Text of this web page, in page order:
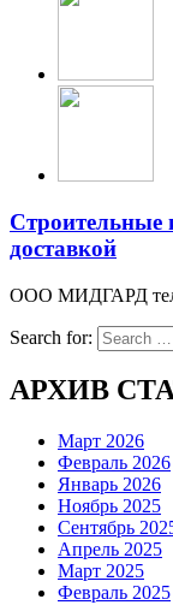
Строительные
доставкой
ООО МИДГАРД
Search for:
АРХИВ
Март 2026
Февраль 2026
Январь 2026
Ноябрь 2025
Сентябрь
Апрель 2025
Март 2025
Февраль 2025